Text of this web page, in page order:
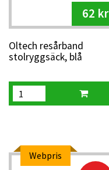
62 kr
Oltech resårband
stolryggsäck, blå
Webpris